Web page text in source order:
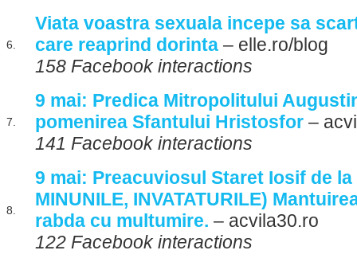
6.
Viata voastra sexuala incepe sa
care reaprind dorinta – elle.ro/blog
158 Facebook interactions
7.
9 mai: Predica Mitropolitului
pomenirea Sfantului Hristosfor –
141 Facebook interactions
8.
9 mai: Preacuviosul Staret Iosif de la
MINUNILE, INVATATURILE)
rabda cu multumire. – acvila30.ro
122 Facebook interactions